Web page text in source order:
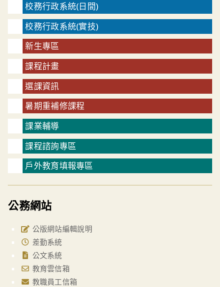
校務行政系統(日間)
校務行政系統(實技)
新生專區
課程計畫
選課資訊
暑期重補修課程
課業輔導
課程諮詢專區
戶外教育填報專區
公務網站
公版網站編輯說明
差勤系統
公文系統
教育雲信箱
教職員工信箱